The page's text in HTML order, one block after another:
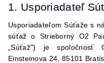
1. Usporiadateľ
Usporiadateľom Súťaže s
súťaž o Strieborný O2
„Súťaž") je
Einsteinova 24, 85101